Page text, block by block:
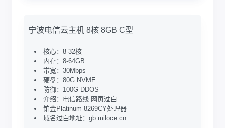
宁波电信云主机 8核 8GB C型
核心：8-32核
内存：8-64GB
带宽：30Mbps
硬盘：80G NVME
防御：100G DDOS
介绍：电信路线 网页过白
铂金Platinum-8269CY处理器
域名过白地址：gb.miloce.cn